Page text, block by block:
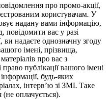
про промо-акції,
користувачам. У
надану вами інформацію,
вас у разі
ви надаєте однозначну згоду
імені, прізвища,
про вас з
публікації вашого імені
будь-яких
інтерв’ю зі ЗМІ. Таке
оплачується).